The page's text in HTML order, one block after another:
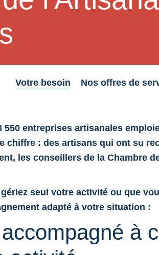
Votre besoin Nos offres de
550 entreprises artisanales
chiffre : des artisans qui ont su
les conseillers de la Chambre
seul votre activité ou que
adapté à votre situation :
à